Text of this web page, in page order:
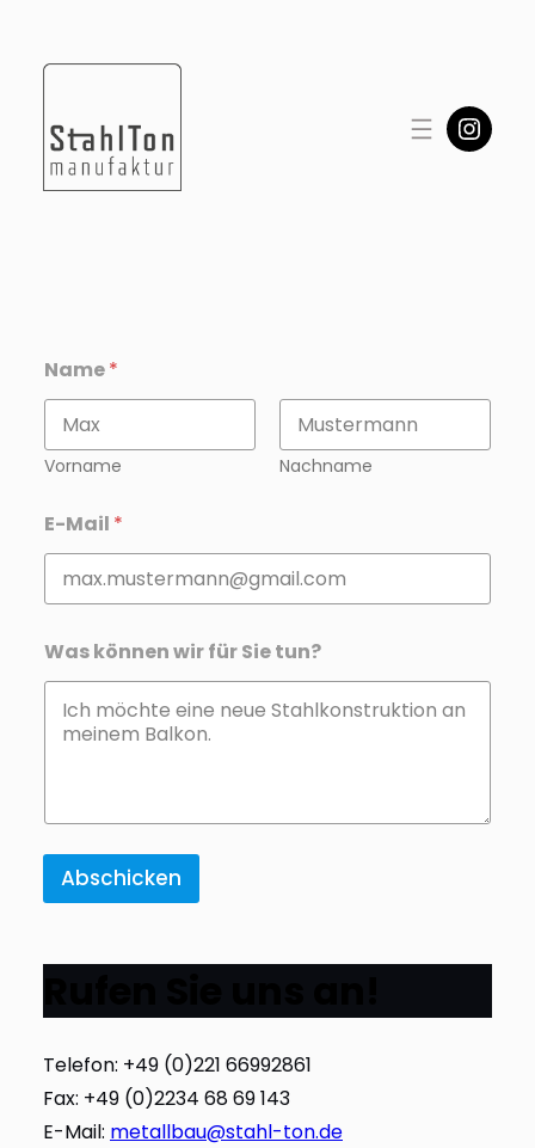
Inhalt
Name*
Vorname Nachname
E-Mail *
Was können wir für Sie tun?
Abschicken
Telefon: +49 (0)221 66992861
Fax: +49 (0)2234 68 69 143
E-Mail: metallbau@stahl-ton.de